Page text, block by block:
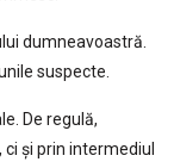
dumneavoastră.
suspecte.
De regulă,
și prin intermediul